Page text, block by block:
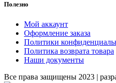
Полезно
Мой аккаунт
Оформление заказа
Политики
Политика возврата товара
Наши документы
Все права защищены 2023 |